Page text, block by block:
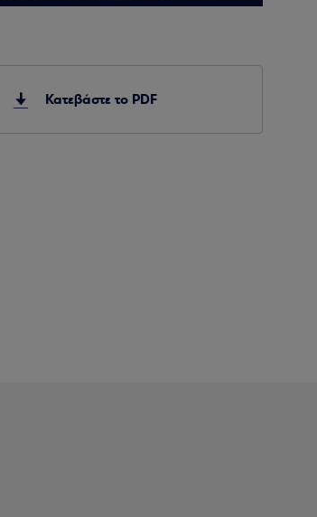
Κατεβάστε το PDF